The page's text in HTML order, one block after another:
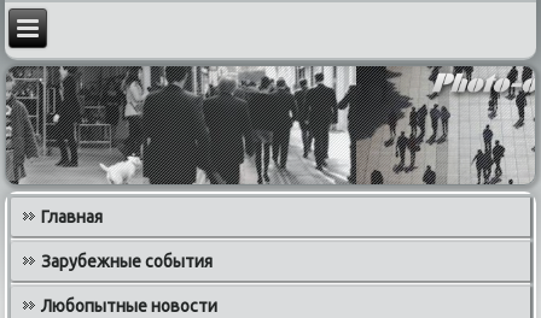
Главная
Зарубежные события
Любопытные новости